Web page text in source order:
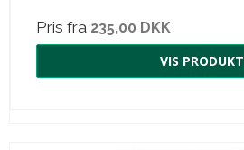
Pris fra 235,00 DKK
VIS PRODUKT